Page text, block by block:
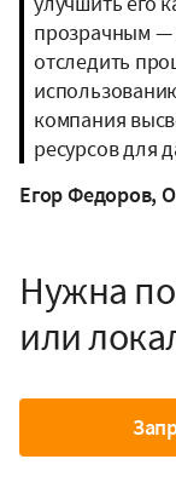
прозрачным —
отследить
компания
ресурсов для
Егор Федоров,
Нужна
или